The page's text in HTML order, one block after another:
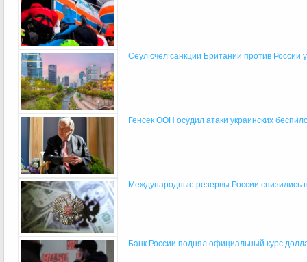
Сеул счел санкции Британии против России
Генсек ООН осудил атаки украинских
Международные резервы России снизились
Банк России поднял официальный курс